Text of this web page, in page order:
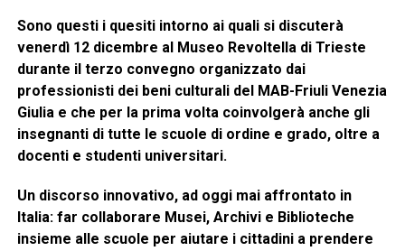
Sono questi i quesiti intorno ai quali si discuterà
venerdì 12 dicembre al Museo Revoltella di Trieste
durante il terzo convegno organizzato dai
professionisti dei beni culturalidel MAB-Friuli Venezia
Giulia e che per la prima volta coinvolgerà anche gli
insegnanti di tutte le scuole di ordine e grado, oltre a
docenti e studenti universitari.
Un discorso innovativo, ad oggi mai affrontato in
Italia: far collaborare Musei, Archivi e Biblioteche
insieme alle scuole per aiutare i cittadini a prendere